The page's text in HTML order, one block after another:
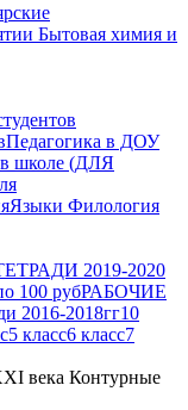
Бытовая химия и
Педагогика в ДОУ
в школе (ДЛЯ
Языки Филология
2019-2020
100 рубРАБОЧИЕ
2016-2018гг10
5 класс6 класс7
века Контурные